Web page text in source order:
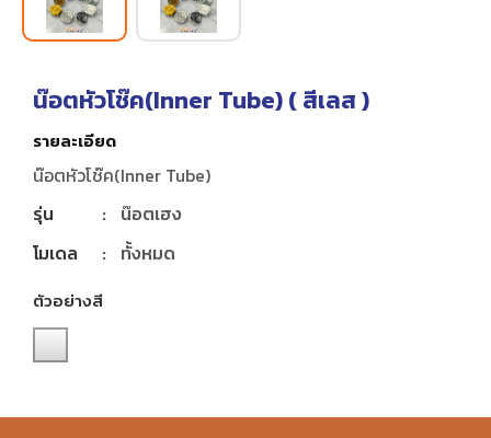
น๊อตหัวโช๊ค(Inner Tube) (สีเลส)
รายละเอียด
น๊อตหัวโช๊ค(Inner Tube)
รุ่น
: น๊อตเฮง
โมเดล
: ทั้งหมด
ตัวอย่างสี